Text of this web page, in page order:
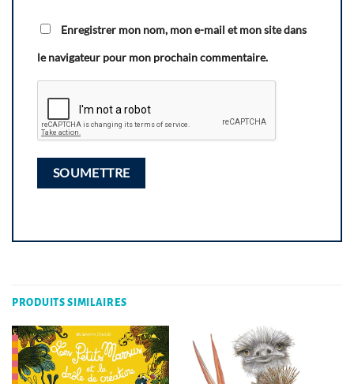
Enregistrer mon nom, mon e-mail et mon site dans
le navigateur pour mon prochain commentaire.
PRODUITS SIMILAIRES